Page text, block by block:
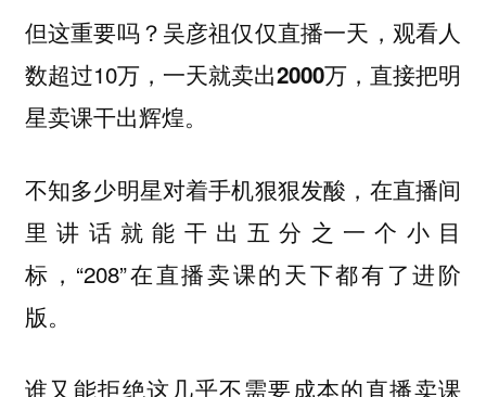
但这重要吗？吴彦祖仅仅直播一天，观看人
数超过10万， 一天就卖出2000万 ，直接把明
星卖课干出辉煌。
不知多少明星对着手机狠狠发酸，在直播间
里讲话就能干出五分之一个小目
标，“208”在直播卖课的天下都有了进阶
版。
谁又能拒绝这几乎不需要成本的直播卖课